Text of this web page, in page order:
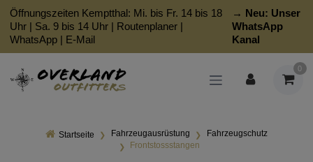
Öffnungszeiten Kemptthal: Mi. bis Fr. 14 bis 18
Uhr | Sa. 9 bis 14 Uhr | Routenplaner |
WhatsApp | E-Mail
→ Neu: Unser
WhatsApp
Kanal
0
Startseite Fahrzeugausrüstung
Fahrzeugschutz
Frontstossstangen